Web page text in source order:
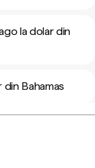
la dolar din
Bahamas